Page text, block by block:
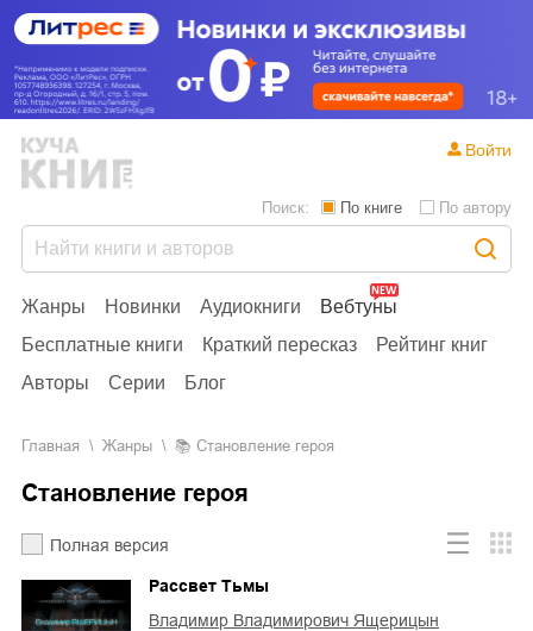
Жанры Новинки Аудиокниги
Вебтуны
Бесплатные книги
Краткий пересказ
Рейтинг книг
Авторы
Серии Блог
Поиск: По книге По автору
Войти
Главная Жанры Становление героя
Становление героя
Полная версия
Рассвет Тьмы
Владимир Владимирович Ящерицын